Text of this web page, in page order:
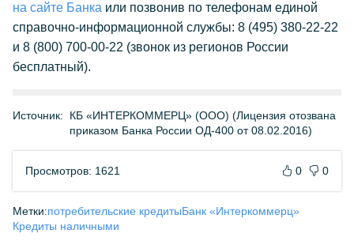
на сайте Банка или позвонив по телефонам единой
справочно-информационной службы: 8 (495) 380-22-22
и 8 (800) 700-00-22 (звонок из регионов России
бесплатный).
Источник:
КБ «ИНТЕРКОММЕРЦ» (ООО) (Лицензия отозвана
приказом Банка России ОД-400 от 08.02.2016)
Просмотров: 1621 0 0
Метки:потребительские кредитыБанк «Интеркоммерц»
Кредиты наличными